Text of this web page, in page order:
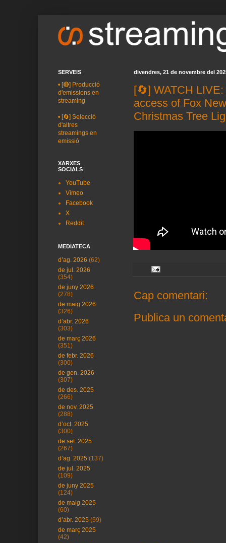
divendres, 21 de novembre del
[🔄] WATCH
access of Fox
Christmas Tree
Cap comentari:
Publica un
SERVEIS
• [🔴] Producció
d'emissions en
streaming
• [🔄] Selecció
d'altres
streamings en
emissió
XARXES
SOCIALS
YouTube
Vimeo
Facebook
X
Reddit
MEDIATECA
d’ag. 2026 (62)
de jul. 2026
(354)
de juny 2026
(278)
de maig 2026
(326)
d’abr. 2026
(303)
de març 2026
(351)
de febr. 2026
(300)
de gen. 2026
(307)
de des. 2025
(266)
de nov. 2025
(288)
d’oct. 2025
(300)
de set. 2025
(267)
d’ag. 2025 (137)
de jul. 2025
(109)
de juny 2025
(124)
de maig 2025
(60)
d’abr. 2025 (59)
de març 2025
(42)